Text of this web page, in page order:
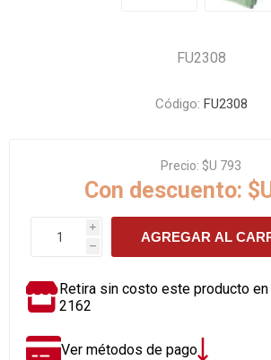
FU2308
Código: FU2308
Precio: $U 793
Con descuento:
i
h
AGREGAR AL
Retira sin costo este producto en
2162
Ver métodos de pago